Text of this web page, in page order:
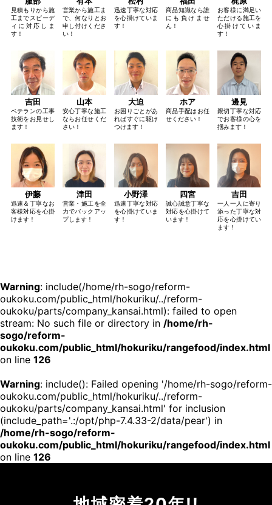
見積もりから施
工までスピーデ
ィに対応しま
す！
営業から施工ま
で、何なりとお
申し付けくださ
い！
迅速丁寧な対応
を心掛けていま
す！
商品知識なら誰
にも負けませ
ん！
お客様に満足い
ただける施工を
心掛けていま
す！
吉田
ベテランの工事
技術をお見せし
ます！
山本
安心丁寧な施工
ならお任せくだ
さい！
大迫
お困りごとがあ
ればすぐに駆け
つけます！
ホア
商品手配はお任
せください！
邊見
親切丁寧な対応
でお客様の心を
掴みます！
伊藤
迅速＆丁寧なお
客様対応を心掛
けます！
津田
営業・施工を全
力でバックアッ
プします！
小野澤
迅速丁寧な対応
を心掛けていま
す！
四宮
誠心誠意丁寧な
対応を心掛けて
います！
吉田
一人一人に寄り
添った丁寧な対
応を心掛けてい
ます！
Warning: include(/home/rh-sogo/reform-
oukoku.com/public_html/hokuriku/../reform-
oukoku/parts/company_kansai.html): failed to open
stream: No such file or directory in /home/rh-
sogo/reform-
oukoku.com/public_html/hokuriku/rangefood/index.html
on line 126
Warning: include(): Failed opening '/home/rh-sogo/reform-
oukoku.com/public_html/hokuriku/../reform-
oukoku/parts/company_kansai.html' for inclusion
(include_path='.:/opt/php-7.4.33-2/data/pear') in
/home/rh-sogo/reform-
oukoku.com/public_html/hokuriku/rangefood/index.html
on line 126